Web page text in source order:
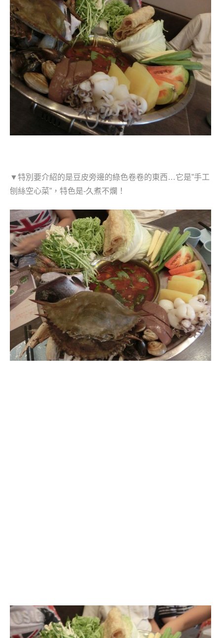
▼特別要介紹的是豆皮旁邊的綠色卷卷的東西…它是”手工
刨絲空心菜”，特色是-久煮不爛！